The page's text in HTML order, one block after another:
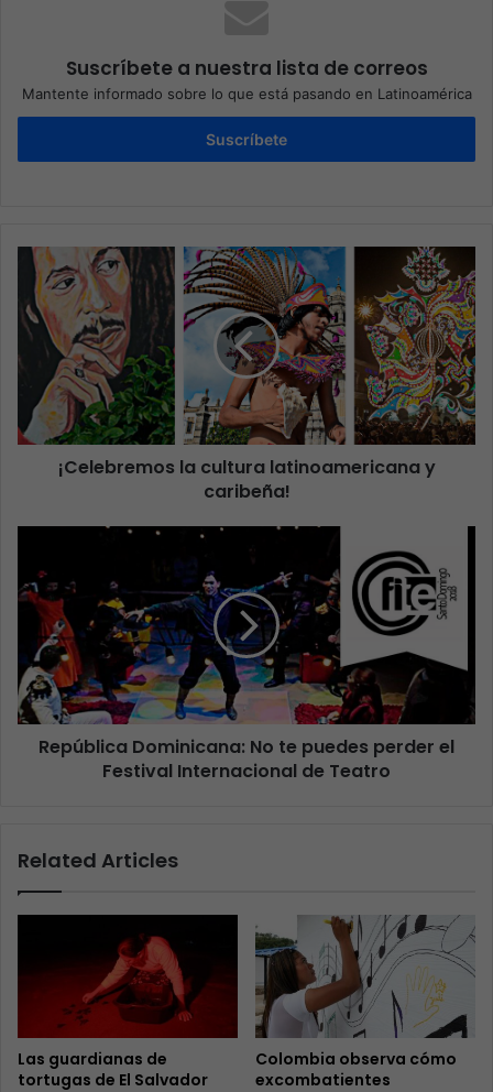
Suscríbete a nuestra lista de correos
Mantente informado sobre lo que está pasando en Latinoamérica
Suscríbete
¡Celebremos la cultura latinoamericana y
caribeña!
República Dominicana: No te puedes perder el
Festival Internacional de Teatro
Related Articles
Las guardianas de
tortugas de El Salvador
Colombia observa cómo
excombatientes